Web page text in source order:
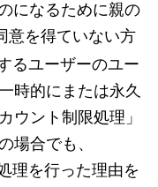
になるために親の
意を得ていない方
るユーザーのユー
時的にまたは永久
ウント制限処理」
場合でも、
理を行った理由を